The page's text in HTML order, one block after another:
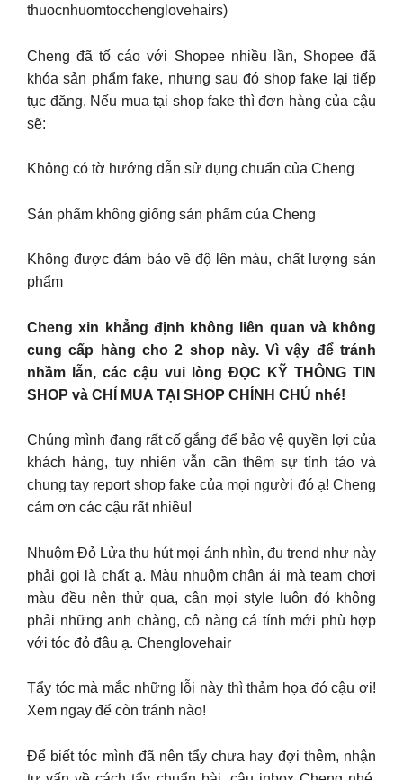
thuocnhuomtocchenglovehairs)
Cheng đã tố cáo với Shopee nhiều lần, Shopee đã
khóa sản phẩm fake, nhưng sau đó shop fake lại tiếp
tục đăng. Nếu mua tại shop fake thì đơn hàng của cậu
sẽ:
Không có tờ hướng dẫn sử dụng chuẩn của Cheng
Sản phẩm không giống sản phẩm của Cheng
Không được đảm bảo về độ lên màu, chất lượng sản
phẩm
Cheng xin khẳng định không liên quan và không
cung cấp hàng cho 2 shop này. Vì vậy để tránh
nhầm lẫn, các cậu vui lòng ĐỌC KỸ THÔNG TIN
SHOP và CHỈ MUA TẠI SHOP CHÍNH CHỦ nhé!
Chúng mình đang rất cố gắng để bảo vệ quyền lợi của
khách hàng, tuy nhiên vẫn cần thêm sự tỉnh táo và
chung tay report shop fake của mọi người đó ạ! Cheng
cảm ơn các cậu rất nhiều!
Nhuộm Đỏ Lửa thu hút mọi ánh nhìn, đu trend như này
phải gọi là chất ạ. Màu nhuộm chân ái mà team chơi
màu đều nên thử qua, cân mọi style luôn đó không
phải những anh chàng, cô nàng cá tính mới phù hợp
với tóc đỏ đâu ạ. Chenglovehair
Tẩy tóc mà mắc những lỗi này thì thảm họa đó cậu ơi!
Xem ngay để còn tránh nào!
Để biết tóc mình đã nên tẩy chưa hay đợi thêm, nhận